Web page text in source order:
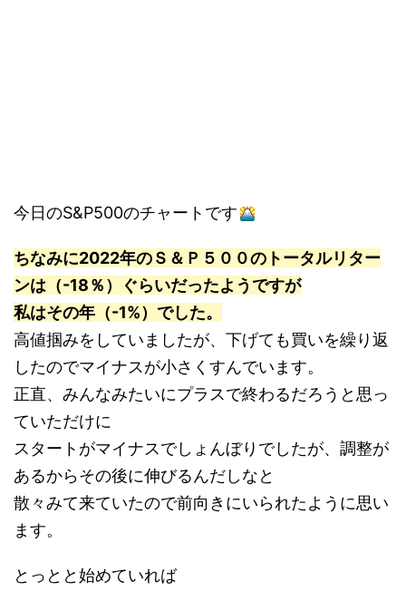
今日のS&P500のチャートです
ちなみに2022年のＳ＆Ｐ５００のトータルリター
ンは（-18％）ぐらいだったようですが
私はその年（-1%）でした。
高値掴みをしていましたが、下げても買いを繰り返
したのでマイナスが小さくすんでいます。
正直、みんなみたいにプラスで終わるだろうと思っ
ていただけに
スタートがマイナスでしょんぼりでしたが、調整が
あるからその後に伸びるんだしなと
散々みて来ていたので前向きにいられたように思い
ます。
とっとと始めていれば